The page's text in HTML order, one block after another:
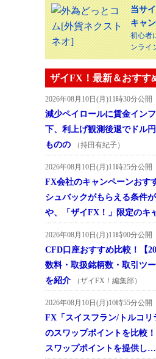
当サ
キャ
初心者
ンライ
ザイFX！最新＆おすす
2026年08月10日(月)11時30分公開
減少ペイロールに賃金イン
下、利上げ観測後退でドル
ものの
（持田有紀子）
2026年08月10日(月)11時25分公開
FX会社のキャンペーンおす
シュバックがもらえる条件
や、「ザイFX！」限定のキ
2026年08月10日(月)11時00分公開
CFD口座おすすめ比較！【
数料・取扱銘柄数・取引ツ
を紹介
（ザイFX！編集部）
2026年08月10日(月)10時55分公開
FX「スイスフラン/トルコリ
のスワップポイントを比較
スワップポイントを提供し…